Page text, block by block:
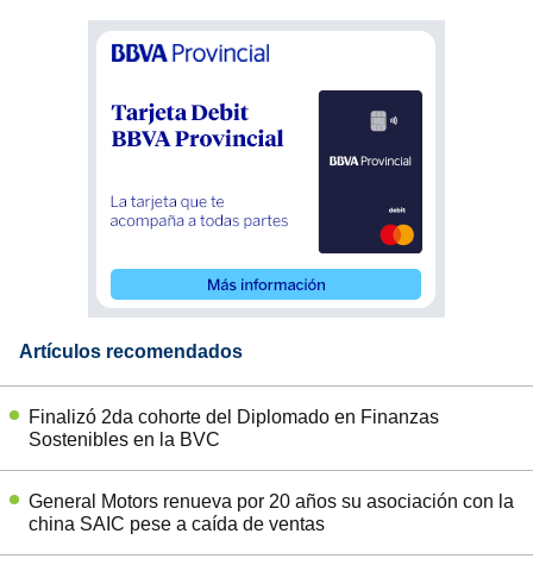
Artículos recomendados
Finalizó 2da cohorte del Diplomado en Finanzas
Sostenibles en la BVC
General Motors renueva por 20 años su asociación con la
china SAIC pese a caída de ventas